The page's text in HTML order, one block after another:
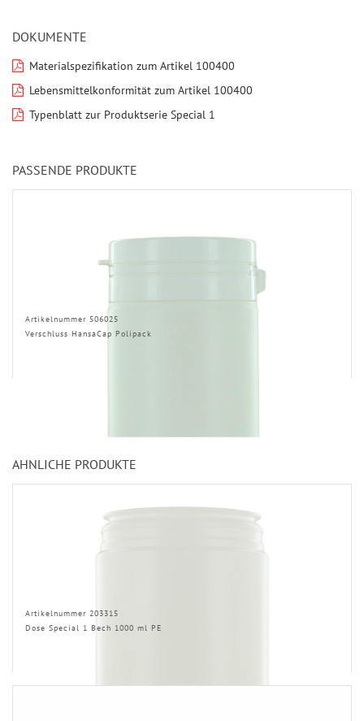
DOKUMENTE
Materialspezifikation zum Artikel 100400
Lebensmittelkonformität zum Artikel 100400
Typenblatt zur Produktserie Special 1
PASSENDE PRODUKTE
Artikelnummer 506025
Verschluss HansaCap Polipack
ÄHNLICHE PRODUKTE
Artikelnummer 203315
Dose Special 1 Bech 1000 ml PE